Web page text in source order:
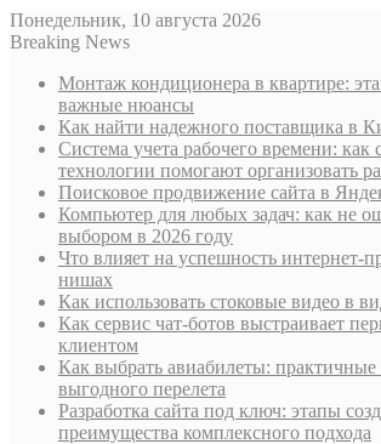
Понедельник, 10 августа 2026
Breaking News
Монтаж кондиционера в квартире:
важные нюансы
Как найти надежного поставщика в
Система учета рабочего времени: как
технологии помогают организовать
Поисковое продвижение сайта в
Компьютер для любых задач: как не
выбором в 2026 году
Что влияет на успешность интернет-
нишах
Как использовать стоковые видео в
Как сервис чат-ботов выстраивает
клиентом
Как выбрать авиабилеты: практичные
выгодного перелета
Разработка сайта под ключ: этапы
преимущества комплексного подхода